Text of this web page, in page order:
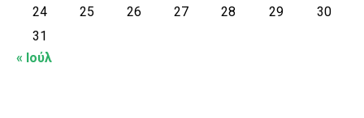
24
25 26 27 28 29
30
31
« Ιούλ